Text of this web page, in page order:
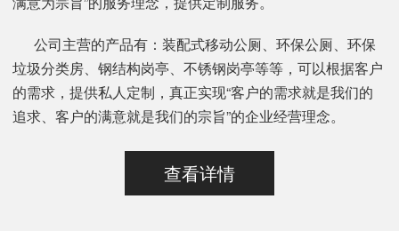
公司主营的产品有：装配式移动公厕、环保公厕、环保
垃圾分类房、钢结构岗亭、不锈钢岗亭等等，可以根据客户
的需求，提供私人定制，真正实现“客户的需求就是我们的
追求、客户的满意就是我们的宗旨”的企业经营理念。
查看详情